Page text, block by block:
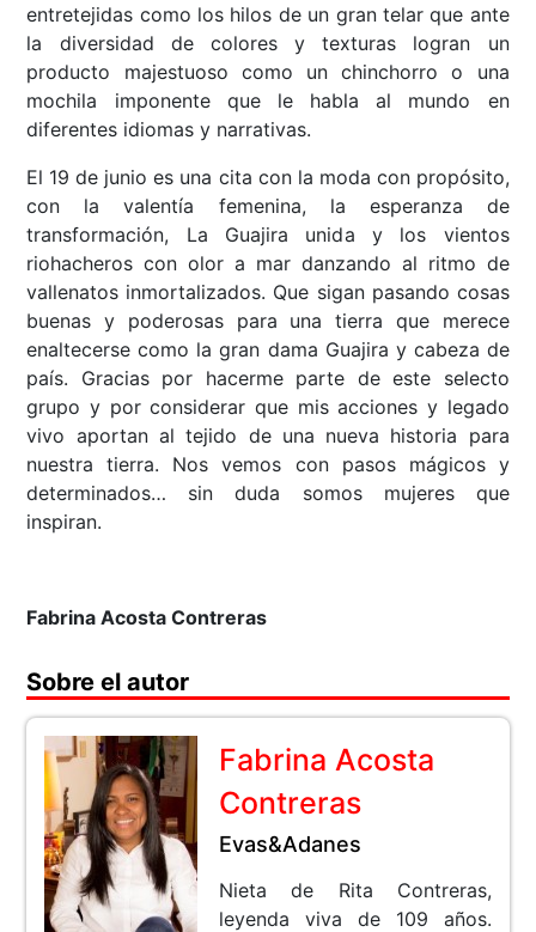
entretejidas como los hilos de un gran telar que ante
la diversidad de colores y texturas logran un
producto majestuoso como un chinchorro o una
mochila imponente que le habla al mundo en
diferentes idiomas y narrativas.
El 19 de junio es una cita con la moda con propósito,
con la valentía femenina, la esperanza de
transformación, La Guajira unida y los vientos
riohacheros con olor a mar danzando al ritmo de
vallenatos inmortalizados. Que sigan pasando cosas
buenas y poderosas para una tierra que merece
enaltecerse como la gran dama Guajira y cabeza de
país. Gracias por hacerme parte de este selecto
grupo y por considerar que mis acciones y legado
vivo aportan al tejido de una nueva historia para
nuestra tierra. Nos vemos con pasos mágicos y
determinados… sin duda somos mujeres que
inspiran.
Fabrina Acosta Contreras
Sobre el autor
Fabrina Acosta
Contreras
Evas&Adanes
Nieta de Rita Contreras,
leyenda viva de 109 años.